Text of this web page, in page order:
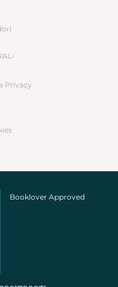
Privacy
Booklover Approved